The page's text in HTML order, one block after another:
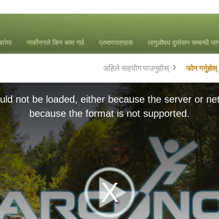
नार्कोननले किन काम गर्छ प्रमाणपत्रहरू लागुऔषध दुर्व्यसन सम्बन्धी
फोन गर्नुहोस्
अहिले सहयोग पाउनुहोस्
not be loaded, either because the server or
because the format is not supported.